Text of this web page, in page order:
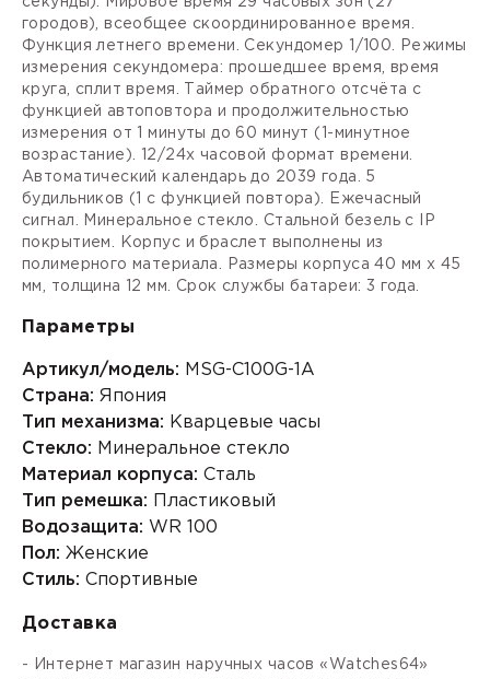
городов), всеобщее скоординированное время.
Функция летнего времени. Секундомер 1/100. Режимы
измерения секундомера: прошедшее время, время
круга, сплит время. Таймер обратного отсчёта с
функцией автоповтора и продолжительностью
измерения от 1 минуты до 60 минут (1-минутное
возрастание). 12/24х часовой формат времени.
Автоматический календарь до 2039 года. 5
будильников (1 с функцией повтора). Ежечасный
сигнал. Минеральное стекло. Стальной безель с IP
покрытием. Корпус и браслет выполнены из
полимерного материала. Размеры корпуса 40 мм х 45
мм, толщина 12 мм. Срок службы батареи: 3 года.
Параметры
Артикул/модель: MSG-C100G-1A
Страна: Япония
Тип механизма: Кварцевые часы
Стекло: Минеральное стекло
Материал корпуса: Сталь
Тип ремешка: Пластиковый
Водозащита: WR 100
Пол: Женские
Стиль: Спортивные
Доставка
- Интернет магазин наручных часов «Watches64»